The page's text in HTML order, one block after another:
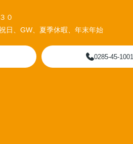
０
日、GW、夏季休暇、年末年始
0285-45-1001